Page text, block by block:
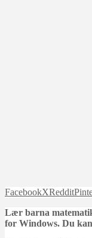
FacebookXReddit
Lær barna
for Windows. Du